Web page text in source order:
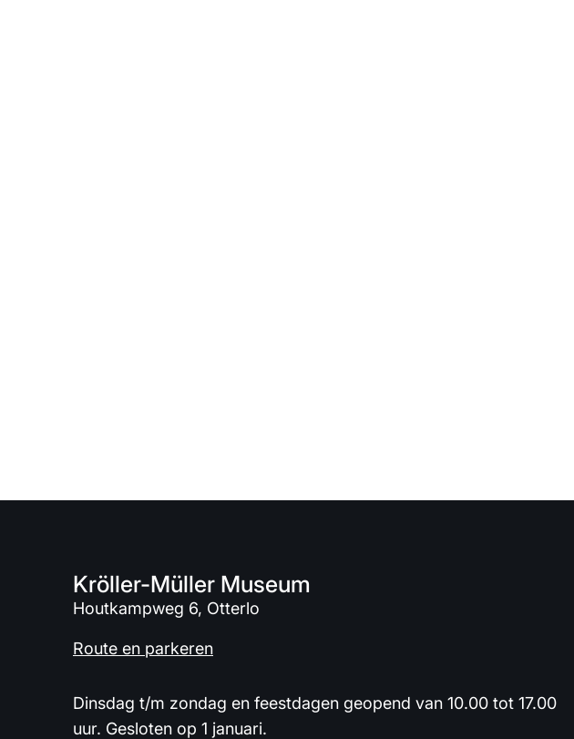
Kröller-Müller Museum
Houtkampweg 6, Otterlo
Route en parkeren
Dinsdag t/m zondag en feestdagen geopend van 10.00 tot 17.00
uur. Gesloten op 1 januari.